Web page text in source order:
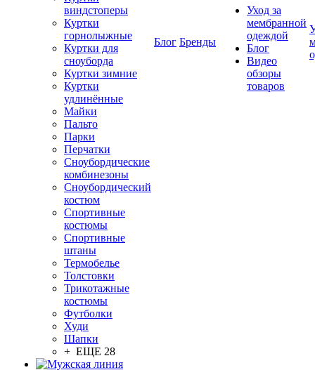
виндстоперы
Куртки
горнолыжные
Куртки для
сноуборда
Куртки зимние
Куртки
удлинённые
Майки
Пальто
Парки
Перчатки
Сноубордические
комбинезоны
Сноубордический
костюм
Спортивные
костюмы
Спортивные
штаны
Термобелье
Толстовки
Трикотажные
костюмы
Футболки
Худи
Шапки
+ ЕЩЕ 28
Блог Бренды
Уход за
мембранной
одеждой
Блог
Видео
обзоры
товаров